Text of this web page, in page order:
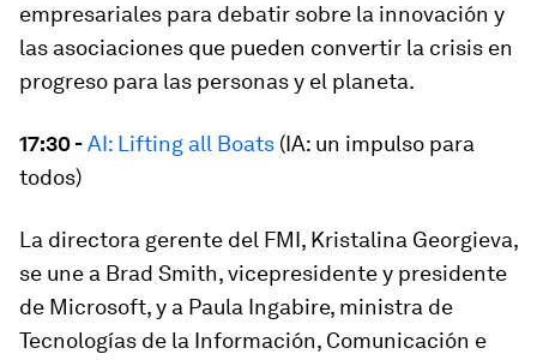
empresariales para debatir sobre la innovación y
las asociaciones que pueden convertir la crisis en
progreso para las personas y el planeta.
17:30 -AI: Lifting all Boats (IA: un impulso para
todos)
La directora gerente del FMI, Kristalina Georgieva,
se une a Brad Smith, vicepresidente y presidente
de Microsoft, y a Paula Ingabire, ministra de
Tecnologías de la Información, Comunicación e